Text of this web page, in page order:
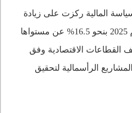
المالية ركزت على زيادة
النفقات الرأسمالية لعام 2025 بنحو 16.5% عن مستواها
مختلف القطاعات الاقتصادية وفق
الرأسمالية لتحقيق